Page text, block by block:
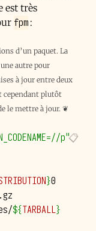
est très
fpm:
d’un paquet. La
autre pour
à jour entre deux
cependant plutôt
le mettre à jour. ❦
p"
}0
${TARBALL}